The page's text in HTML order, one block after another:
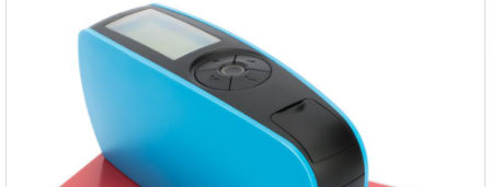
CIRRUS Research
DA METER®
Delta-OHM
DOHTOYO
DRAGER (드레가)